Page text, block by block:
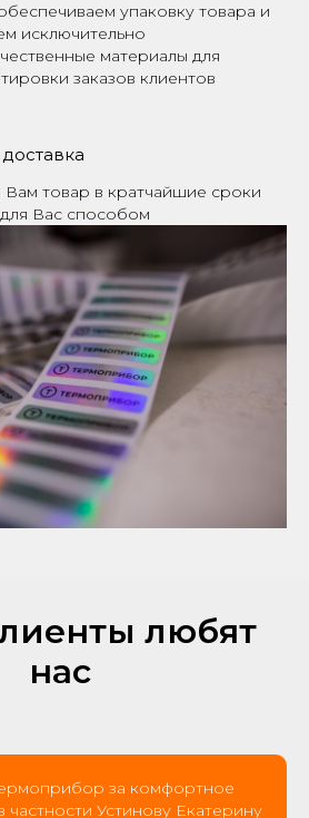
упаковку товара и
исключительно
материалы для
заказов клиентов
Вам товар в кратчайшие сроки
Вас способом
любят
нас
за комфортное
частности Устинову Екатерину